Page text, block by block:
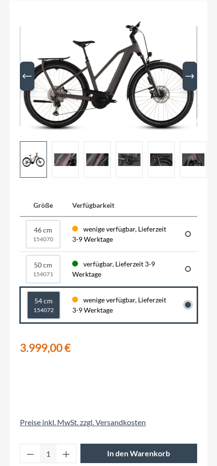
Größe Verfügbarkeit
46 cm
154070
wenige verfügbar, Lieferzeit
3-9 Werktage
50 cm
154071
verfügbar, Lieferzeit 3-9
Werktage
54 cm
154072
wenige verfügbar, Lieferzeit
3-9 Werktage
3.999,00 €
Preise inkl. MwSt. zzgl. Versandkosten
Produkt Anzahl: Gib den gewünschten
In den Warenkorb